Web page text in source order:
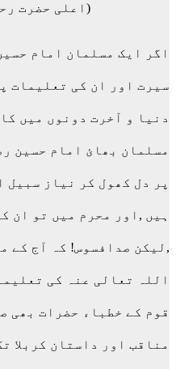
(اعلی حضرت
اگر ایک مسلمان امام
سیرت اور ان کی تعلیمات
دنیا و آخرت دونوں میں
مسلمان بھائ امام حسین
پر دل کھول کر نیاز سبیل
ہیں ,اور محرم میں تو ان
,لیکن صدافسوس! کہ آج کے
اللہ تعالی عنہ کی
قوم کے خطباء حضرات بھی
مناقب اور داستان کربلا